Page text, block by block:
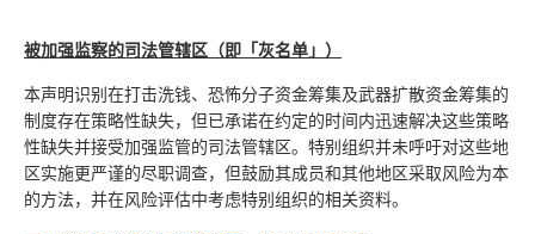
被加强监察的司法管辖 区 （即「灰名单」）
本声明识别在打击洗钱、恐怖分子资金筹集及武器扩散资金筹集的
制度存在策略性缺失，但已承诺在约定的时间内迅速解决这些策略
性缺失并接受加强监管的司法管辖区。特别组织并未呼吁对这些地
区实施更严谨的尽职调查，但鼓励其成员和其他地区采取风险为本
的方法，并在风险评估中考虑特别组织的相关资料。